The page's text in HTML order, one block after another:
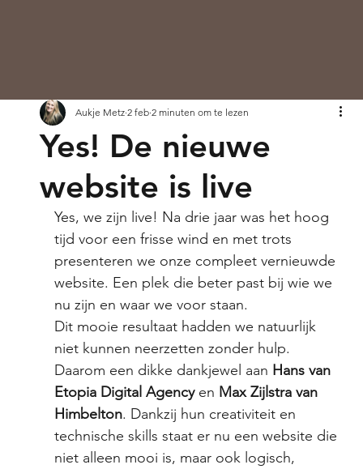
Yes! De nieuwe
website is live
Aukje Metz 2 feb 2 minuten om te lezen
Yes, we zijn live! Na drie jaar was het hoog
tijd voor een frisse wind en met trots
presenteren we onze compleet vernieuwde
website. Een plek die beter past bij wie we
nu zijn en waar we voor staan.
Dit mooie resultaat hadden we natuurlijk
niet kunnen neerzetten zonder hulp.
Daarom een dikke dankjewel aan Hans van
Etopia Digital Agency en Max Zijlstra van
Himbelton. Dankzij hun creativiteit en
technische skills staat er nu een website die
niet alleen mooi is, maar ook logisch,